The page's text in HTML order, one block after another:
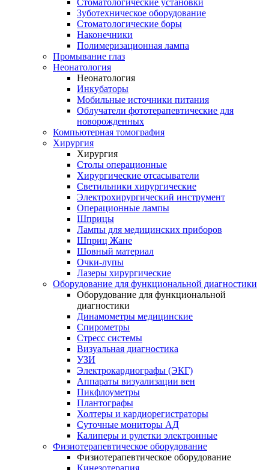
Стоматологические установки
Зуботехническое оборудование
Стоматологические боры
Наконечники
Полимеризационная лампа
Промывание глаз
Неонатология
Неонатология
Инкубаторы
Мобильные источники питания
Облучатели фототерапевтические для
новорожденных
Компьютерная томография
Хирургия
Хирургия
Столы операционные
Хирургические отсасыватели
Светильники хирургические
Электрохирургический инструмент
Операционные лампы
Шприцы
Лампы для медицинских приборов
Шприц Жане
Шовный материал
Очки-лупы
Лазеры хирургические
Оборудование для функциональной диагностики
Оборудование для функциональной
диагностики
Динамометры медицинские
Спирометры
Стресс системы
Визуальная диагностика
УЗИ
Электрокардиографы (ЭКГ)
Аппараты визуализации вен
Пикфлоуметры
Плантографы
Холтеры и кардиорегистраторы
Суточные мониторы АД
Калиперы и рулетки электронные
Физиотерапевтическое оборудование
Физиотерапевтическое оборудование
Кинезотерапия